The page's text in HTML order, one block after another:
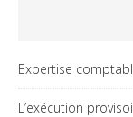
Expertise
L’exécution